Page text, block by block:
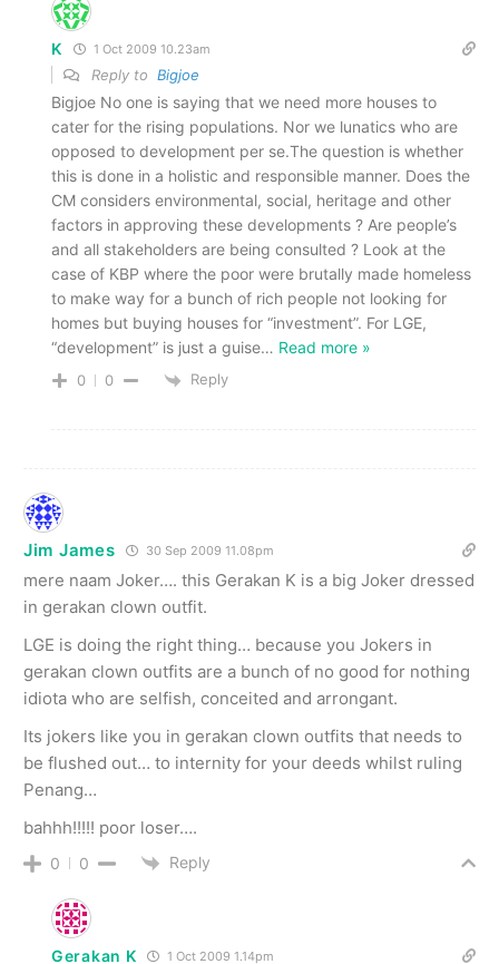
K 1 Oct 2009 10.23am
Reply to Bigjoe
Bigjoe No one is saying that we need more houses to
cater for the rising populations. Nor we lunatics who are
opposed to development per se.The question is whether
this is done in a holistic and responsible manner. Does the
CM considers environmental, social, heritage and other
factors in approving these developments ? Are people’s
and all stakeholders are being consulted ? Look at the
case of KBP where the poor were brutally made homeless
to make way for a bunch of rich people not looking for
homes but buying houses for “investment”. For LGE,
“development” is just a guise… Read more »
0 0 Reply
Jim James 30 Sep 2009 11.08pm
mere naam Joker…. this Gerakan K is a big Joker dressed
in gerakan clown outfit.
LGE is doing the right thing… because you Jokers in
gerakan clown outfits are a bunch of no good for nothing
idiota who are selfish, conceited and arrongant.
Its jokers like you in gerakan clown outfits that needs to
be flushed out… to internity for your deeds whilst ruling
Penang…
bahhh!!!!! poor loser….
0 0 Reply
Gerakan K 1 Oct 2009 1.14pm